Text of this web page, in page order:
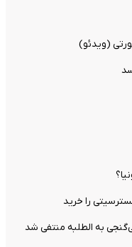
(ویدئو)
را خرید
به الطلبه منتفی شد